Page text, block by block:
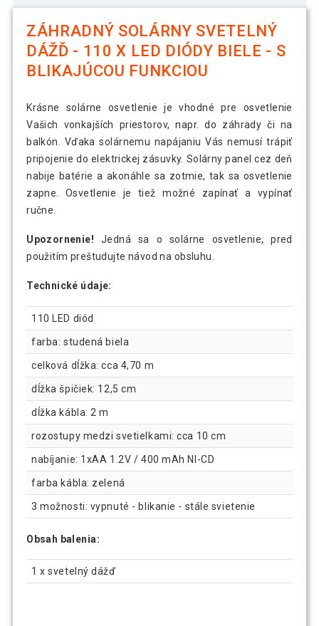
ZÁHRADNÝ SOLÁRNY SVETELNÝ
DÁŽĎ - 110 X LED DIÓDY BIELE - S
BLIKAJÚCOU FUNKCIOU
Krásne solárne osvetlenie je vhodné pre osvetlenie
Vašich vonkajších priestorov, napr. do záhrady či na
balkón. Vďaka solárnemu napájaniu Vás nemusí trápiť
pripojenie do elektrickej zásuvky. Solárny panel cez deň
nabije batérie a akonáhle sa zotmie, tak sa osvetlenie
zapne. Osvetlenie je tiež možné zapínať a vypínať
ručne.
Upozornenie! Jedná sa o solárne osvetlenie, pred
použitím preštudujte návod na obsluhu.
Technické údaje:
110 LED diód
farba: studená biela
celková dĺžka: cca 4,70 m
dĺžka špičiek: 12,5 cm
dĺžka kábla: 2 m
rozostupy medzi svetielkami: cca 10 cm
nabíjanie: 1xAA 1.2V / 400 mAh NI-CD
farba kábla: zelená
3 možnosti: vypnuté - blikanie - stále svietenie
Obsah balenia:
1 x svetelný dážď